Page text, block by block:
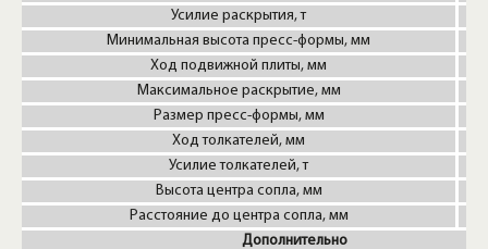
Усилие раскрытия, т
Минимальная высота пресс-формы, мм
Ход подвижной плиты, мм
Максимальное раскрытие, мм
Размер пресс-формы, мм
Ход толкателей, мм
Усилие толкателей, т
Высота центра сопла, мм
Расстояние до центра сопла, мм
Дополнительно